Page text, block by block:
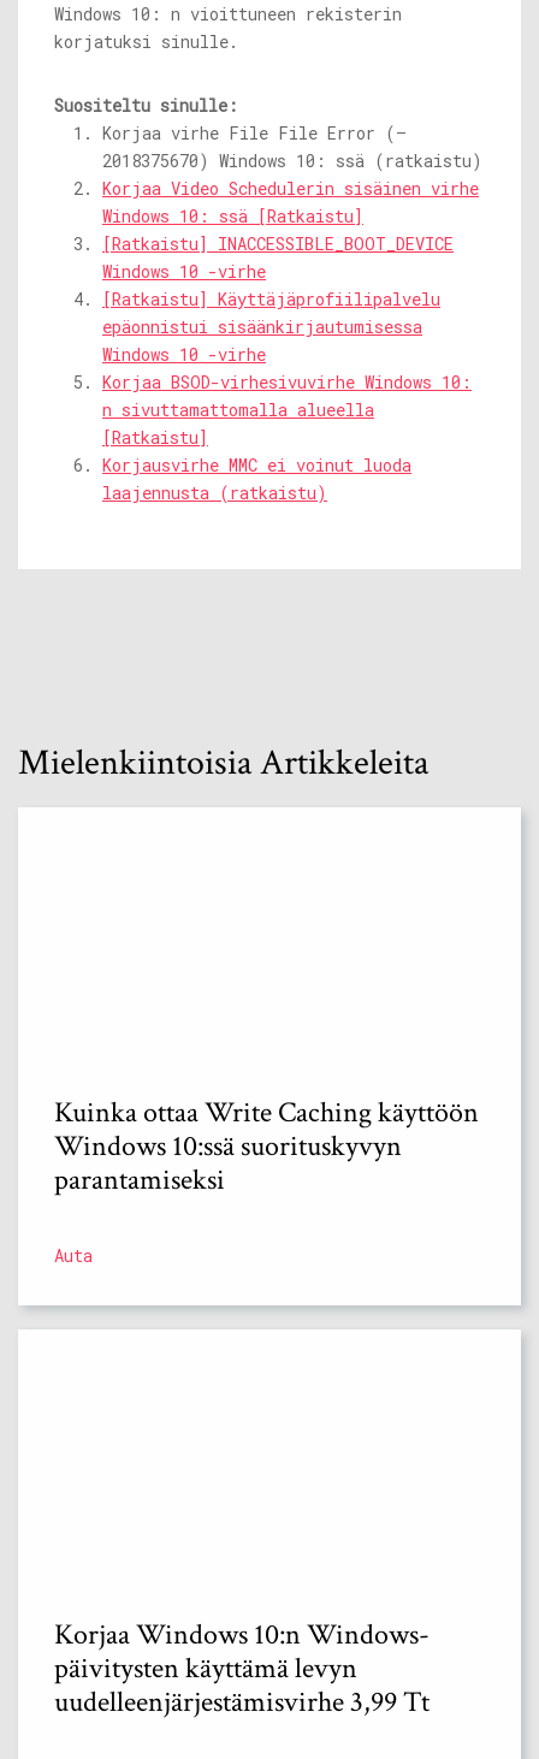
Windows 10: n vioittuneen rekisterin
korjatuksi sinulle.
Suositeltu sinulle:
Korjaa virhe File File Error (–
2018375670) Windows 10: ssä (ratkaistu)
Korjaa Video Schedulerin sisäinen virhe
Windows 10: ssä [Ratkaistu]
[Ratkaistu] INACCESSIBLE_BOOT_DEVICE
Windows 10 -virhe
[Ratkaistu] Käyttäjäprofiilipalvelu
epäonnistui sisäänkirjautumisessa
Windows 10 -virhe
Korjaa BSOD-virhesivuvirhe Windows 10:
n sivuttamattomalla alueella
[Ratkaistu]
Korjausvirhe MMC ei voinut luoda
laajennusta (ratkaistu)
Mielenkiintoisia Artikkeleita
Kuinka ottaa Write Caching käyttöön
Windows 10:ssä suorituskyvyn
parantamiseksi
Auta
Korjaa Windows 10:n Windows-
päivitysten käyttämä levyn
uudelleenjärjestämisvirhe 3,99 Tt